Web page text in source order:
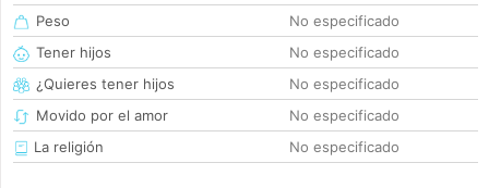
Peso
No especificado
Tener hijos
No especificado
¿Quieres tener hijos
No especificado
Movido por el amor
No especificado
La religión
No especificado